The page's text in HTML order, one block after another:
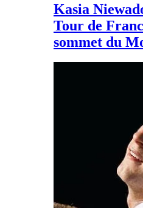
Kasia
Tour de
sommet du